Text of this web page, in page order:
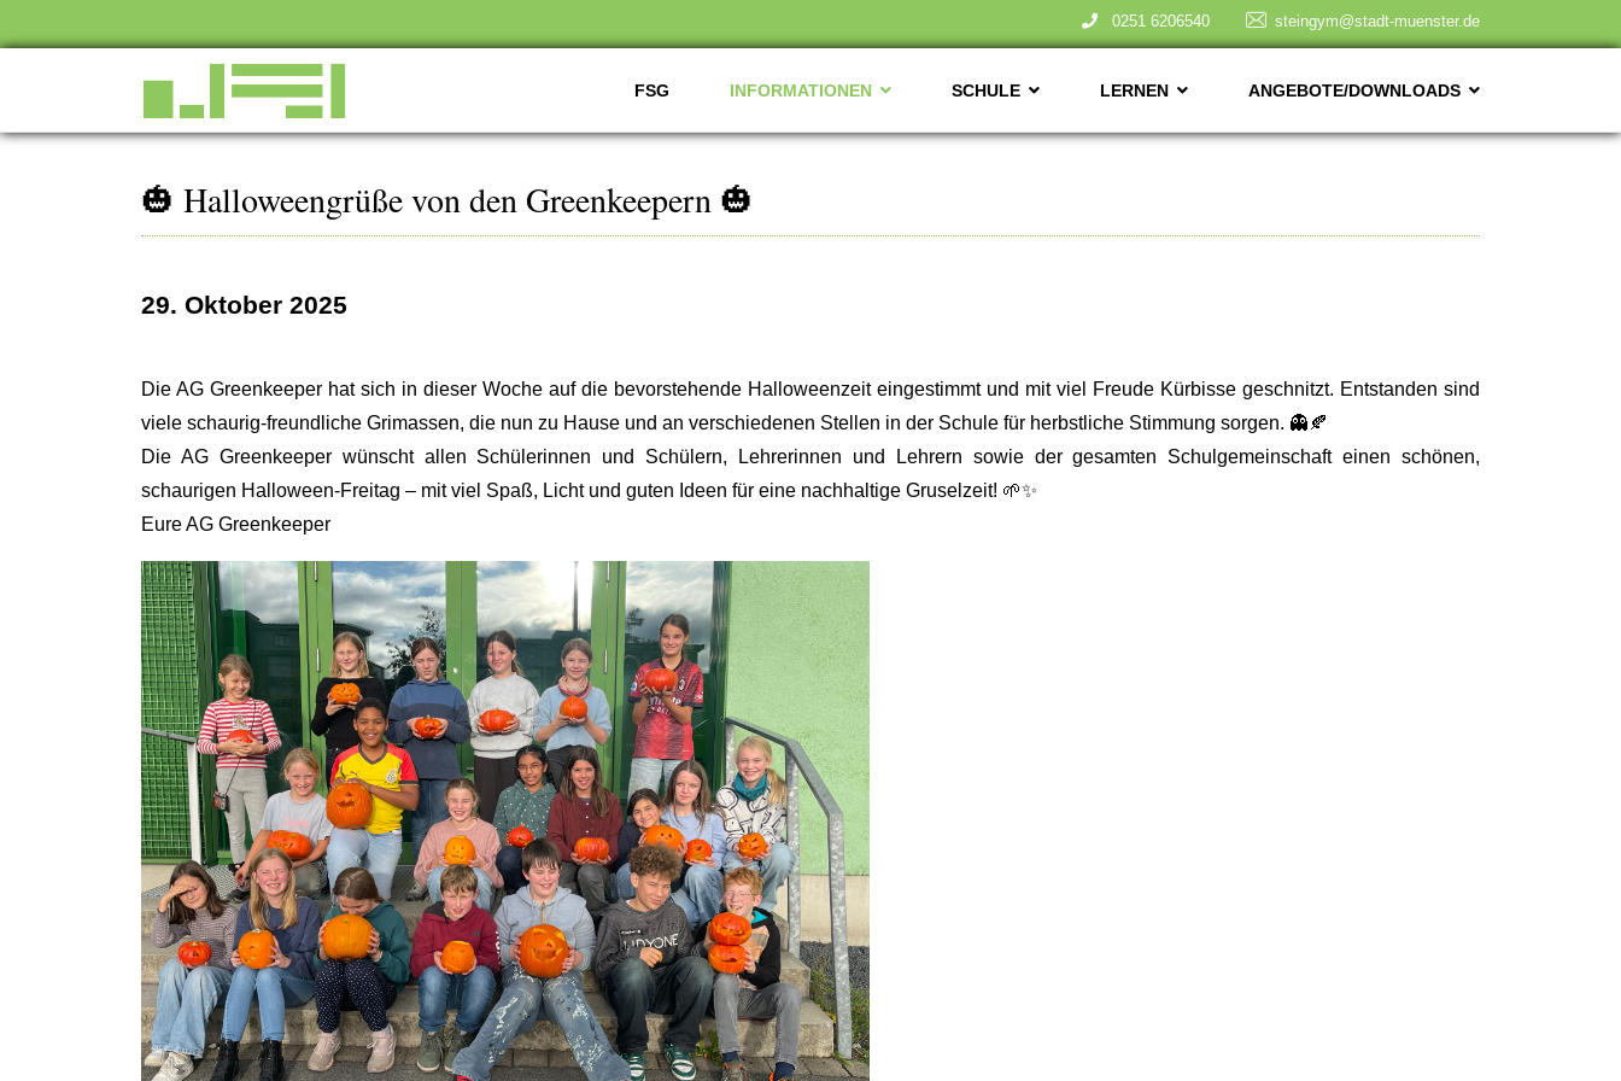
0251 6206540 steingym@stadt-muenster.de
FSG INFORMATIONEN SCHULE LERNEN ANGEBOTE/DOWNLOADS
🎃 Halloweengrüße von den Greenkeepern 🎃
29. Oktober 2025
Die AG Greenkeeper hat sich in dieser Woche auf die bevorstehende Halloweenzeit eingestimmt und mit viel Freude Kürbisse geschnitzt. Entstanden sind
viele schaurig-freundliche Grimassen, die nun zu Hause und an verschiedenen Stellen in der Schule für herbstliche Stimmung sorgen. 👻🍂
Die AG Greenkeeper wünscht allen Schülerinnen und Schülern, Lehrerinnen und Lehrern sowie der gesamten Schulgemeinschaft einen schönen,
schaurigen Halloween-Freitag – mit viel Spaß, Licht und guten Ideen für eine nachhaltige Gruselzeit! 🌱✨
Eure AG Greenkeeper